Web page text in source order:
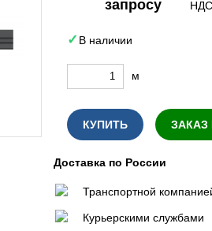
запросу
В наличии
м
КУПИТЬ ЗАКАЗ
Доставка по России
Транспортной
Курьерскими службами